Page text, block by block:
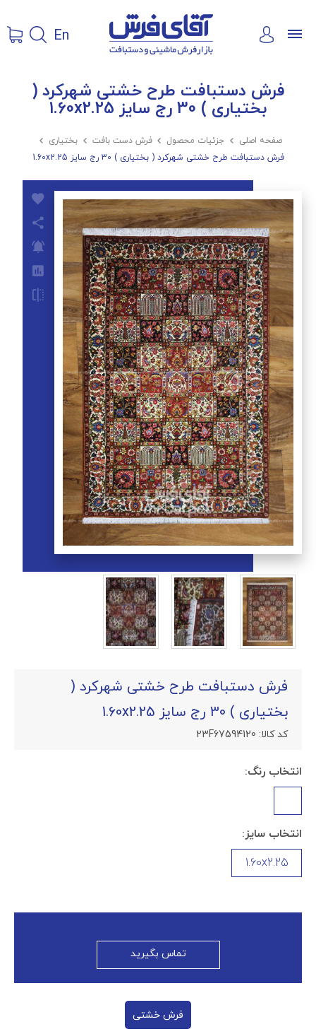
En
فرش دستبافت طرح خشتی شهرکرد (
بختیاری ) 30 رج سایز 1.60x2.25
صفحه اصلی  جزئیات محصول  فرش دست بافت  بختیاری 
فرش دستبافت طرح خشتی شهرکرد ( بختیاری ) 30 رج سایز 1.60x2.25
فرش دستبافت طرح خشتی شهرکرد (
بختیاری ) 30 رج سایز 1.60x2.25
کد کالا: 23F67594120
انتخاب رنگ:
انتخاب سایز:
1.60x2.25
تماس بگیرید
فرش خشتی